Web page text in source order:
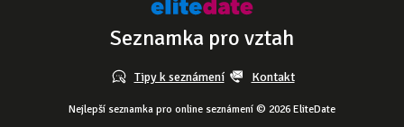
Seznamka pro vztah
Tipy k seznámení Kontakt
Nejlepší seznamka pro online seznámení © 2026 EliteDate